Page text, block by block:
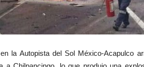
la Autopista del Sol México-Acapulco